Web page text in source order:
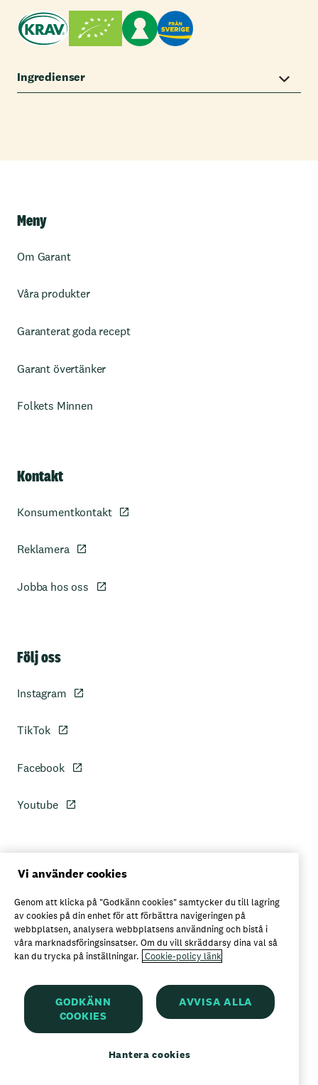
Ingredienser
Meny
Om Garant
Våra produkter
Garanterat goda recept
Garant övertänker
Folkets Minnen
Kontakt
Konsumentkontakt
Reklamera
Jobba hos oss
Följ oss
Instagram
TikTok
Facebook
Youtube
Personuppgiftspolicy
Axfoods integritetspolicy
Här kan du köpa Garant
Garant är ett registrerat varumärke för
Vi använder cookies
Genom att klicka på "Godkänn cookies" samtycker du till lagring
av cookies på din enhet för att förbättra navigeringen på
webbplatsen, analysera webbplatsens användning och bistå i
våra marknadsföringsinsatser. Om du vill skräddarsy dina val så
kan du trycka på inställningar. Cookie-policy länk
GODKÄNN
COOKIES
AVVISA ALLA
Hantera cookies